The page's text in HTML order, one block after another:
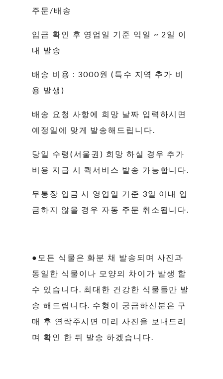
주문/배송
입금 확인 후 영업일 기준 익일 ~ 2일 이
내 발송
배송 비용 : 3000원 (특수 지역 추가 비
용 발생)
배송 요청 사항에 희망 날짜 입력하시면
예정일에 맞게 발송해드립니다.
당일 수령(서울권) 희망 하실 경우 추가
비용 지급 시 퀵서비스 발송 가능합니다.
무통장 입금 시 영업일 기준 3일 이내 입
금하지 않을 경우 자동 주문 취소됩니다.
●모든 식물은 화분 채 발송되며 사진과
동일한 식물이나 모양의 차이가 발생 할
수 있습니다. 최대한 건강한 식물들만 발
송 해드립니다. 수형이 궁금하신분은 구
매 후 연락주시면 미리 사진을 보내드리
며 확인 한 뒤 발송 하겠습니다.